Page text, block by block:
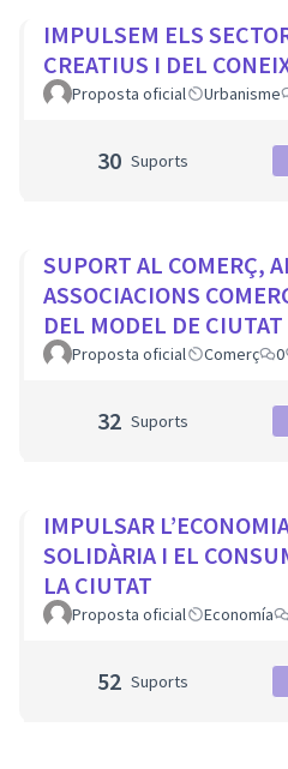
IMPULSEM ELS
CREATIUS I DEL
Proposta oficial Urbanisme
30 Suports
SUPORT AL COMERÇ,
ASSOCIACIONS
DEL MODEL DE CIUTAT
Proposta oficial Comerç 0
32 Suports
IMPULSAR
SOLIDÀRIA I EL
LA CIUTAT
Proposta oficial Economía
52 Suports